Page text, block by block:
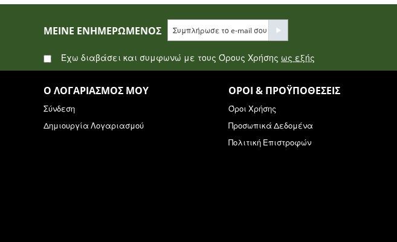
ΜΕΊΝΕ ΕΝΗΜΕΡΩΜΈΝΟΣ
Έχω διαβάσει και συμφωνώ με τους Όρους Χρήσης ως εξής
Ο ΛΟΓΑΡΙΑΣΜΌΣ ΜΟΥ
Σύνδεση
Δημιουργία Λογαριασμού
ΌΡΟΙ & ΠΡΟΫΠΟΘΈΣΕΙΣ
Όροι Χρήσης
Προσωπικά Δεδομένα
Πολιτική Επιστροφών